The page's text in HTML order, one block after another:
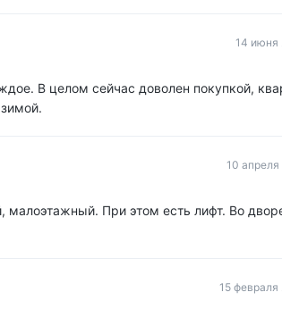
14 июня
В целом сейчас доволен покупкой,
10
При этом есть лифт. Во
15